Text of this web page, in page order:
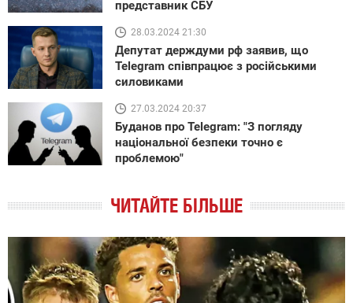
представник СБУ
28.03.2024 21:30
Депутат держдуми рф заявив, що
Telegram співпрацює з російськими
силовиками
27.03.2024 20:37
Буданов про Telegram: "З погляду
національної безпеки точно є
проблемою"
ЧИТАЙТЕ БІЛЬШЕ